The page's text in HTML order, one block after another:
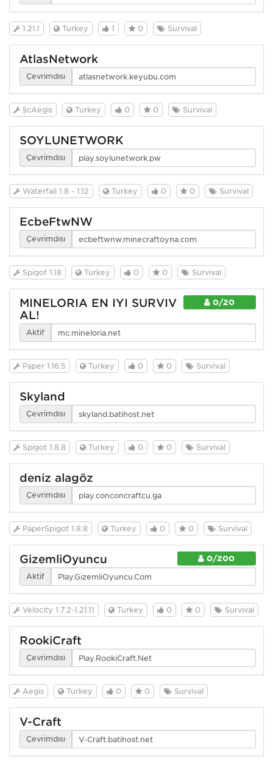
1.21.1 Turkey 1 0 Survival
AtlasNetwork
Çevrimdışı
§cAegis Turkey 0 0 Survival
SOYLUNETWORK
Çevrimdışı
Waterfall 1.8 - 1.12 Turkey 0 0 Survival
EcbeFtwNW
Çevrimdışı
Spigot 1.18 Turkey 0 0 Survival
0/20
MINELORIA EN İYİ SURVİV
AL!
Aktif
Paper 1.16.5 Turkey 0 0 Survival
Skyland
Çevrimdışı
Spigot 1.8.8 Turkey 0 0 Survival
deniz alagöz
Çevrimdışı
PaperSpigot 1.8.8 Turkey 0 0 Survival
0/200
GizemliOyuncu
Aktif
Velocity 1.7.2-1.21.11 Turkey 0 0 Survival
RookiCraft
Çevrimdışı
Aegis Turkey 0 0 Survival
V-Craft
Çevrimdışı